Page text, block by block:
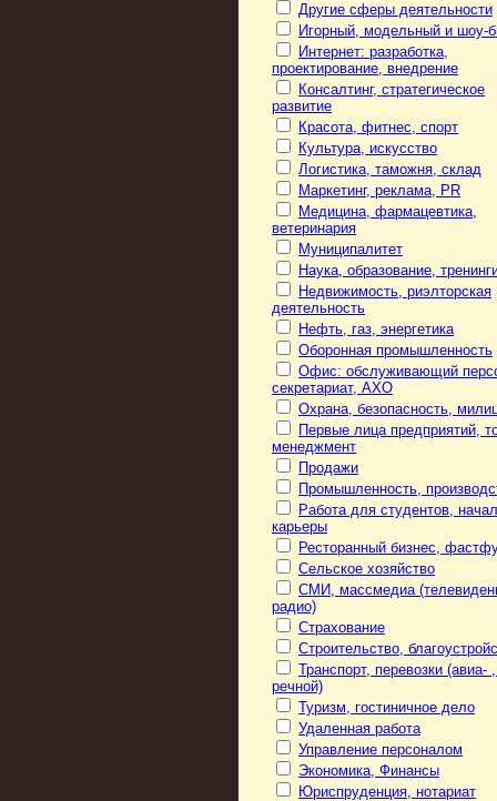
Другие сферы деятельности
Игорный, модельный и шоу-
Интернет: разработка,
проектирование, внедрение
Консалтинг, стратегическое
развитие
Красота, фитнес, спорт
Культура, искусство
Логистика, таможня, склад
Маркетинг, реклама, PR
Медицина, фармацевтика,
ветеринария
Муниципалитет
Наука, образование,
Недвижимость, риэлторская
деятельность
Нефть, газ, энергетика
Оборонная промышленность
Офис: обслуживающий
секретариат, АХО
Охрана, безопасность,
Первые лица предприятий,
менеджмент
Продажи
Промышленность,
Работа для студентов,
карьеры
Ресторанный бизнес,
Сельское хозяйство
СМИ, массмедиа
радио)
Страхование
Строительство,
Транспорт, перевозки (авиа-
речной)
Туризм, гостиничное дело
Удаленная работа
Управление персоналом
Экономика, Финансы
Юриспруденция, нотариат